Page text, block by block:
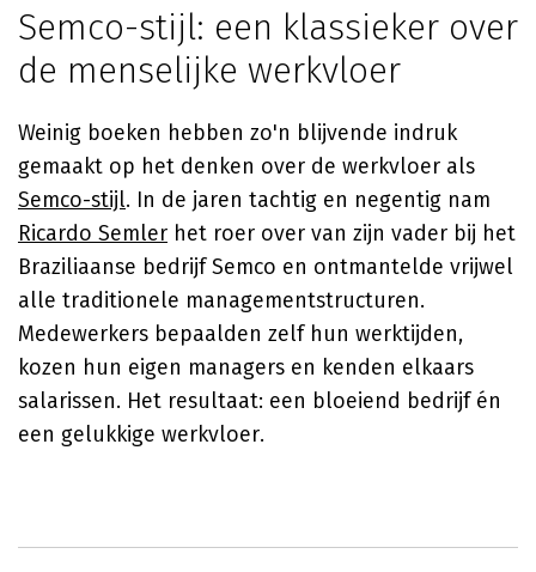
Semco-stijl: een klassieker over
de menselijke werkvloer
Weinig boeken hebben zo'n blijvende indruk
gemaakt op het denken over de werkvloer als
Semco-stijl. In de jaren tachtig en negentig nam
Ricardo Semler het roer over van zijn vader bij het
Braziliaanse bedrijf Semco en ontmantelde vrijwel
alle traditionele managementstructuren.
Medewerkers bepaalden zelf hun werktijden,
kozen hun eigen managers en kenden elkaars
salarissen. Het resultaat: een bloeiend bedrijf én
een gelukkige werkvloer.